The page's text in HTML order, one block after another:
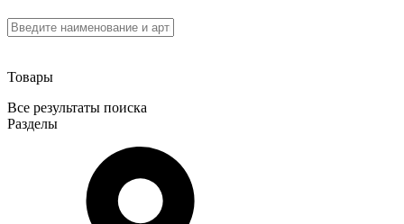
Товары
Все результаты поиска
Разделы